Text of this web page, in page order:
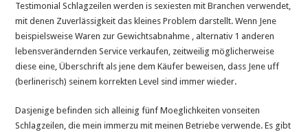
Testimonial Schlagzeilen werden is sexiesten mit Branchen verwendet,
mit denen Zuverlässigkeit das kleines Problem darstellt. Wenn Jene
beispielsweise Waren zur Gewichtsabnahme , alternativ 1 anderen
lebensverändernden Service verkaufen, zeitweilig möglicherweise
diese eine, Überschrift als jene dem Käufer beweisen, dass Jene uff
(berlinerisch) seinem korrekten Level sind immer wieder.
Dasjenige befinden sich alleinig fünf Moeglichkeiten vonseiten
Schlagzeilen, die mein immerzu mit meinen Betriebe verwende. Es gibt